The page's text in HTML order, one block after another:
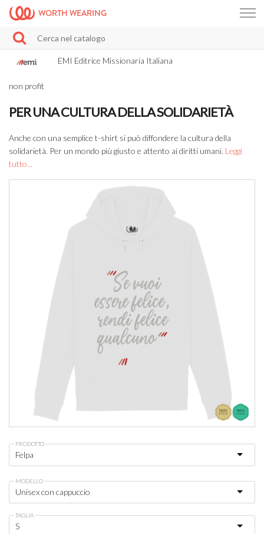
WORTH WEARING
EMI Editrice Missionaria Italiana
non profit
PER UNA CULTURA DELLA SOLIDARIETÀ
Anche con una semplice t-shirt si può diffondere la cultura della
solidarietà. Per un mondo più giusto e attento ai diritti umani. Leggi
tutto...
PRODOTTO
MODELLO
TAGLIA